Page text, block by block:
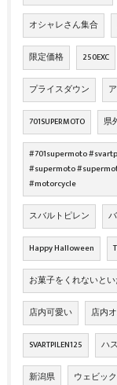
オシャレさん集合
限定価格 250EXC
プライスダウン
701SUPERMOTO 県
#701supermoto
#supermoto
#motorcycle
スバルトピレン
Happy Halloween
お菓子をくれないと
店内可愛い 店内
SVARTPILEN125 ハ
新潟県 ウェビック